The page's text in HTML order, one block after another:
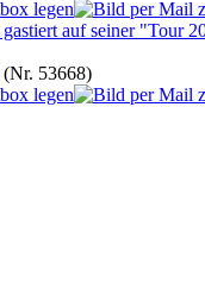
(Nr. 53668)